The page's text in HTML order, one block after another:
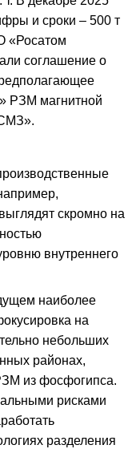
и сроки – 500 т
«Росатом
соглашение о
РЗМ магнитной
скромно на
внутреннего
наиболее
на
небольших
районах,
из фосфогипса.
рисками
разделения